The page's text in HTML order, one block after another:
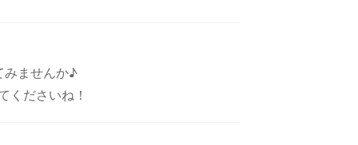
ませんか♪
くださいね！